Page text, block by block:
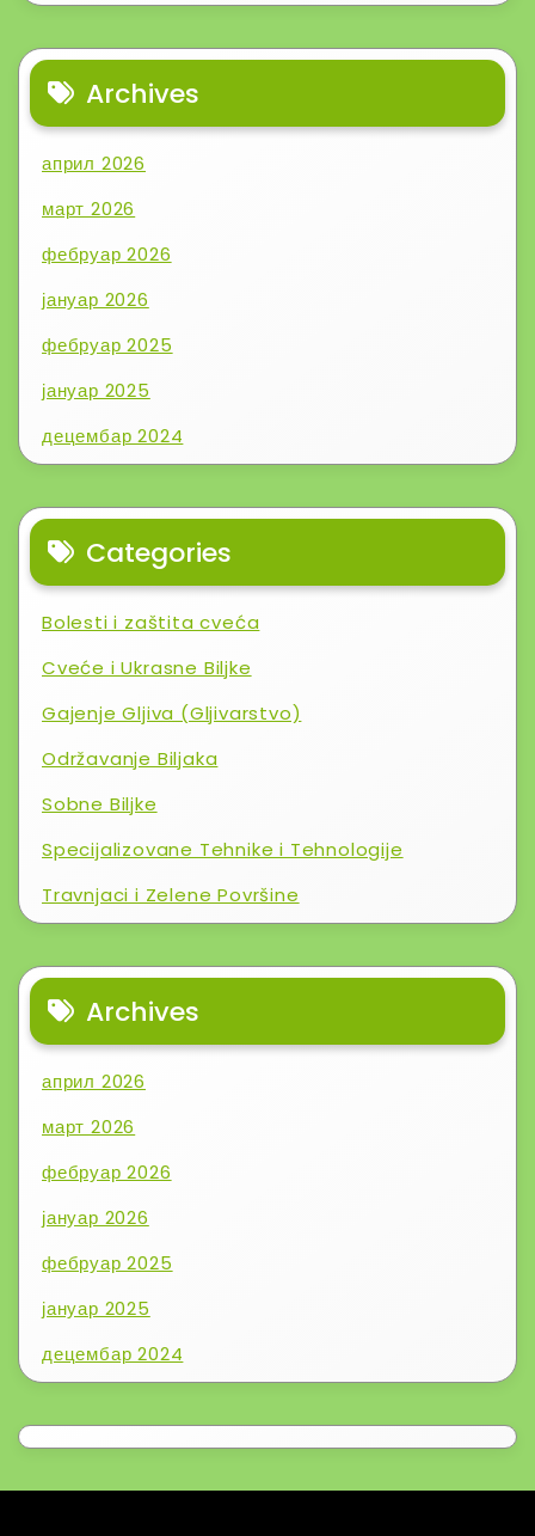
Archives
април 2026
март 2026
фебруар 2026
јануар 2026
фебруар 2025
јануар 2025
децембар 2024
Categories
Bolesti i zaštita cveća
Cveće i Ukrasne Biljke
Gajenje Gljiva (Gljivarstvo)
Održavanje Biljaka
Sobne Biljke
Specijalizovane Tehnike i Tehnologije
Travnjaci i Zelene Površine
Archives
април 2026
март 2026
фебруар 2026
јануар 2026
фебруар 2025
јануар 2025
децембар 2024